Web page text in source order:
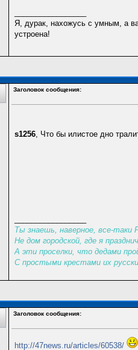
Я, дурак, нахожусь с умным, а
устроена!
Заголовок сообщения:
s1256, Что бы илистое дно
Ты знаешь, наверное, все-таки
Не дом городской, где я
А эти проселки, что дедами
С простыми крестами их
Заголовок сообщения:
http://47news.ru/articles/60538/